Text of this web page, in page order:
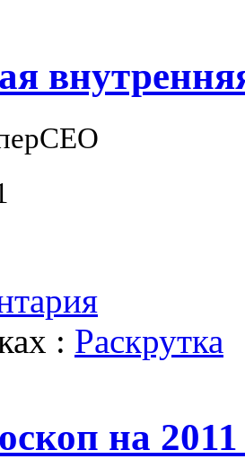
: Раскрутка
на 2011